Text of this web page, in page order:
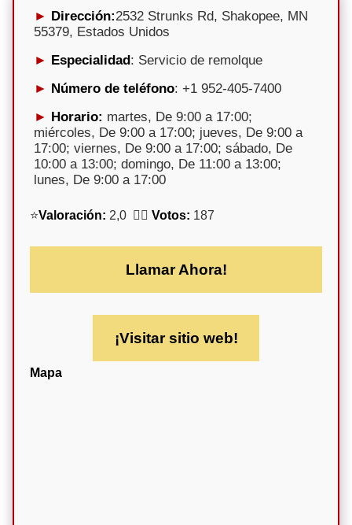
Dirección:2532 Strunks Rd, Shakopee, MN
55379, Estados Unidos
Especialidad: Servicio de remolque
Número de teléfono: +1 952-405-7400
Horario: martes, De 9:00 a 17:00;
miércoles, De 9:00 a 17:00; jueves, De 9:00 a
17:00; viernes, De 9:00 a 17:00; sábado, De
10:00 a 13:00; domingo, De 11:00 a 13:00;
lunes, De 9:00 a 17:00
⭐Valoración: 2,0 🕵️‍♀️ Votos: 187
Llamar Ahora!
¡Visitar sitio web!
Mapa